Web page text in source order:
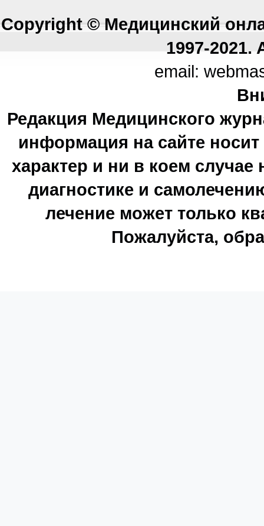
Copyright © Медицинский
1997-2021.
email:
Редакция Медицинского
информация на сайте
характер и ни в коем
диагностике и
лечение может только
Пожалуйста,